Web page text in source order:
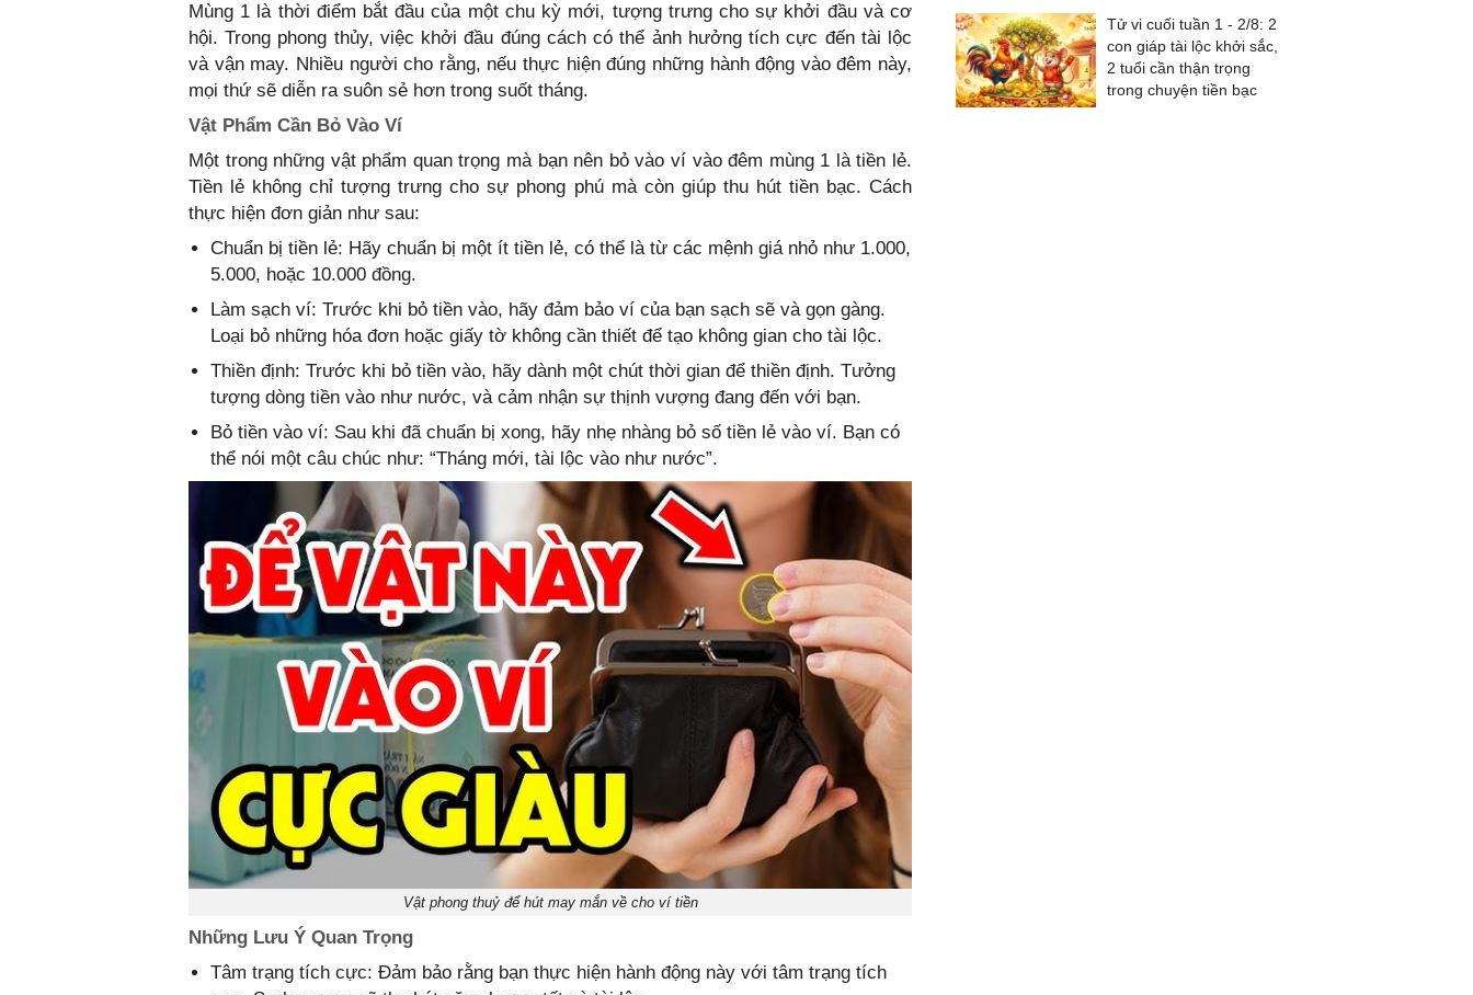
Mùng 1 là thời điểm bắt đầu của một chu kỳ mới, tượng trưng cho sự khởi đầu và cơ
hội. Trong phong thủy, việc khởi đầu đúng cách có thể ảnh hưởng tích cực đến tài lộc
và vận may. Nhiều người cho rằng, nếu thực hiện đúng những hành động vào đêm này,
mọi thứ sẽ diễn ra suôn sẻ hơn trong suốt tháng.
Vật Phẩm Cần Bỏ Vào Ví
Một trong những vật phẩm quan trọng mà bạn nên bỏ vào ví vào đêm mùng 1 là tiền lẻ.
Tiền lẻ không chỉ tượng trưng cho sự phong phú mà còn giúp thu hút tiền bạc. Cách
thực hiện đơn giản như sau:
Chuẩn bị tiền lẻ: Hãy chuẩn bị một ít tiền lẻ, có thể là từ các mệnh giá nhỏ như 1.000,
5.000, hoặc 10.000 đồng.
Làm sạch ví: Trước khi bỏ tiền vào, hãy đảm bảo ví của bạn sạch sẽ và gọn gàng.
Loại bỏ những hóa đơn hoặc giấy tờ không cần thiết để tạo không gian cho tài lộc.
Thiền định: Trước khi bỏ tiền vào, hãy dành một chút thời gian để thiền định. Tưởng
tượng dòng tiền vào như nước, và cảm nhận sự thịnh vượng đang đến với bạn.
Bỏ tiền vào ví: Sau khi đã chuẩn bị xong, hãy nhẹ nhàng bỏ số tiền lẻ vào ví. Bạn có
thể nói một câu chúc như: “Tháng mới, tài lộc vào như nước”.
Vật phong thuỷ để hút may mắn về cho ví tiền
Những Lưu Ý Quan Trọng
Tâm trạng tích cực: Đảm bảo rằng bạn thực hiện hành động này với tâm trạng tích
Tử vi cuối tuần 1 - 2/8: 2
con giáp tài lộc khởi sắc,
2 tuổi cần thận trọng
trong chuyện tiền bạc